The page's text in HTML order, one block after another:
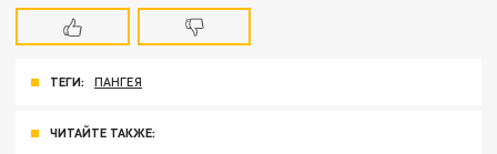
ТЕГИ: ПАНГЕЯ
ЧИТАЙТЕ ТАКЖЕ: